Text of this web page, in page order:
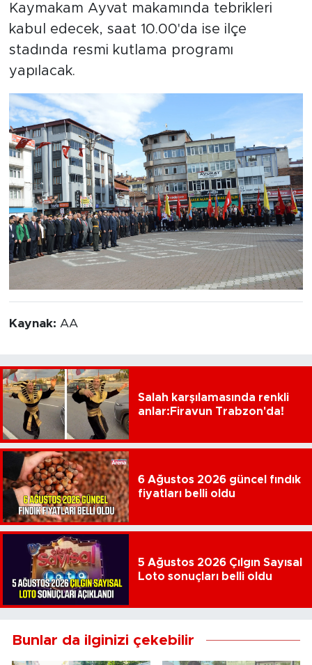
Kaymakam Ayvat makamında tebrikleri
kabul edecek, saat 10.00'da ise ilçe
stadında resmi kutlama programı
yapılacak.
Kaynak: AA
Salah karşılamasında renkli
anlar:Firavun Trabzon'da!
6 Ağustos 2026 güncel fındık
fiyatları belli oldu
5 Ağustos 2026 Çılgın Sayısal
Loto sonuçları belli oldu
Bunlar da ilginizi çekebilir